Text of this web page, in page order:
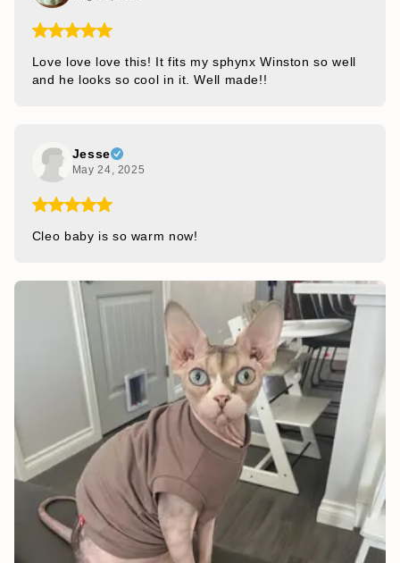
Love love love this! It fits my sphynx Winston so well
and he looks so cool in it. Well made!!
Jesse
May 24, 2025
Cleo baby is so warm now!